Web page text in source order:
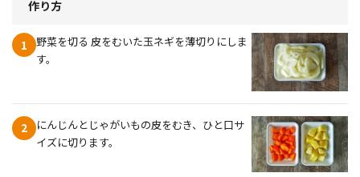
作り方
1
野菜を切る 皮をむいた玉ネギを薄切りにしま
す。
2
にんじんとじゃがいもの皮をむき、ひと口サ
イズに切ります。